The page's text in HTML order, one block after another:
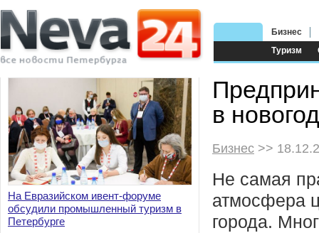
Туризм
Бизнес
На Евразийском ивент-форуме
обсудили промышленный туризм в
Петербурге
в
Бизнес >>
Не самая
атмосфера
города.